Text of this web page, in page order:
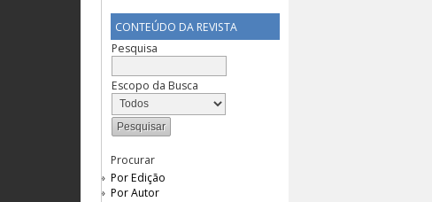
CONTEÚDO DA REVISTA
Pesquisa
Escopo da Busca
Procurar
Por Edição
Por Autor